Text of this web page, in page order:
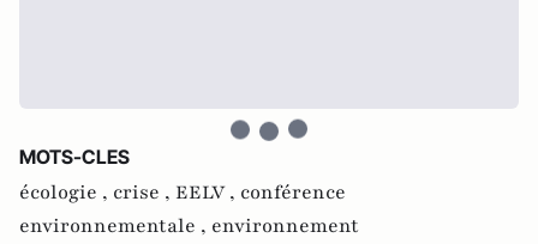
MOTS-CLES
écologie , crise , EELV , conférence
environnementale , environnement